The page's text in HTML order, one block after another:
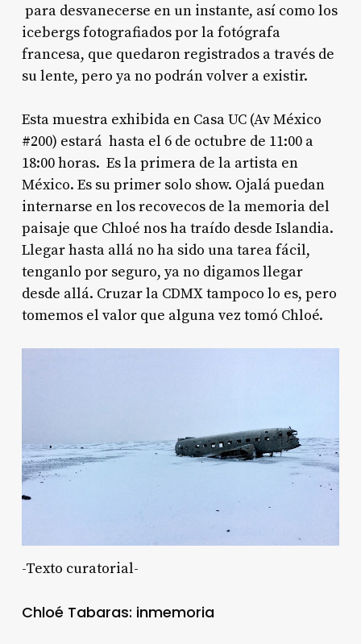
para desvanecerse en un instante, así como los
icebergs fotografiados por la fotógrafa
francesa, que quedaron registrados a través de
su lente, pero ya no podrán volver a existir.
Esta muestra exhibida en Casa UC (Av México
#200) estará hasta el 6 de octubre de 11:00 a
18:00 horas. Es la primera de la artista en
México. Es su primer solo show. Ojalá puedan
internarse en los recovecos de la memoria del
paisaje que Chloé nos ha traído desde Islandia.
Llegar hasta allá no ha sido una tarea fácil,
tenganlo por seguro, ya no digamos llegar
desde allá. Cruzar la CDMX tampoco lo es, pero
tomemos el valor que alguna vez tomó Chloé.
-Texto curatorial-
Chloé Tabaras: inmemoria